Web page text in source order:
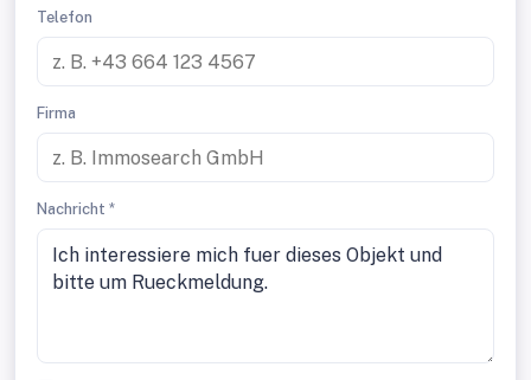
Telefon
Firma
Nachricht *